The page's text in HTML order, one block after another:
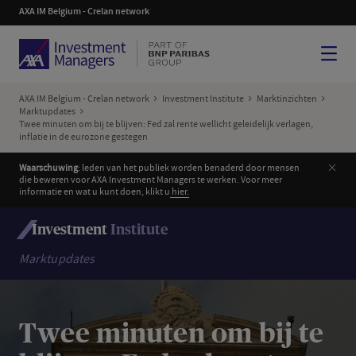
AXA IM Belgium - Crelan network
AXA IM Belgium - Crelan network Investment Institute
Marktinzichten
Marktupdates
Twee minuten om bij te blijven: Fed zal rente wellicht geleidelijk verlagen,
inflatie in de eurozone gestegen
Waarschuwing: leden van het publiek worden benaderd door mensen
die beweren voor AXA Investment Managers te werken. Voor meer
informatie en wat u kunt doen, klikt u hier.
Investment Institute
Marktupdates
Twee minuten om bij te